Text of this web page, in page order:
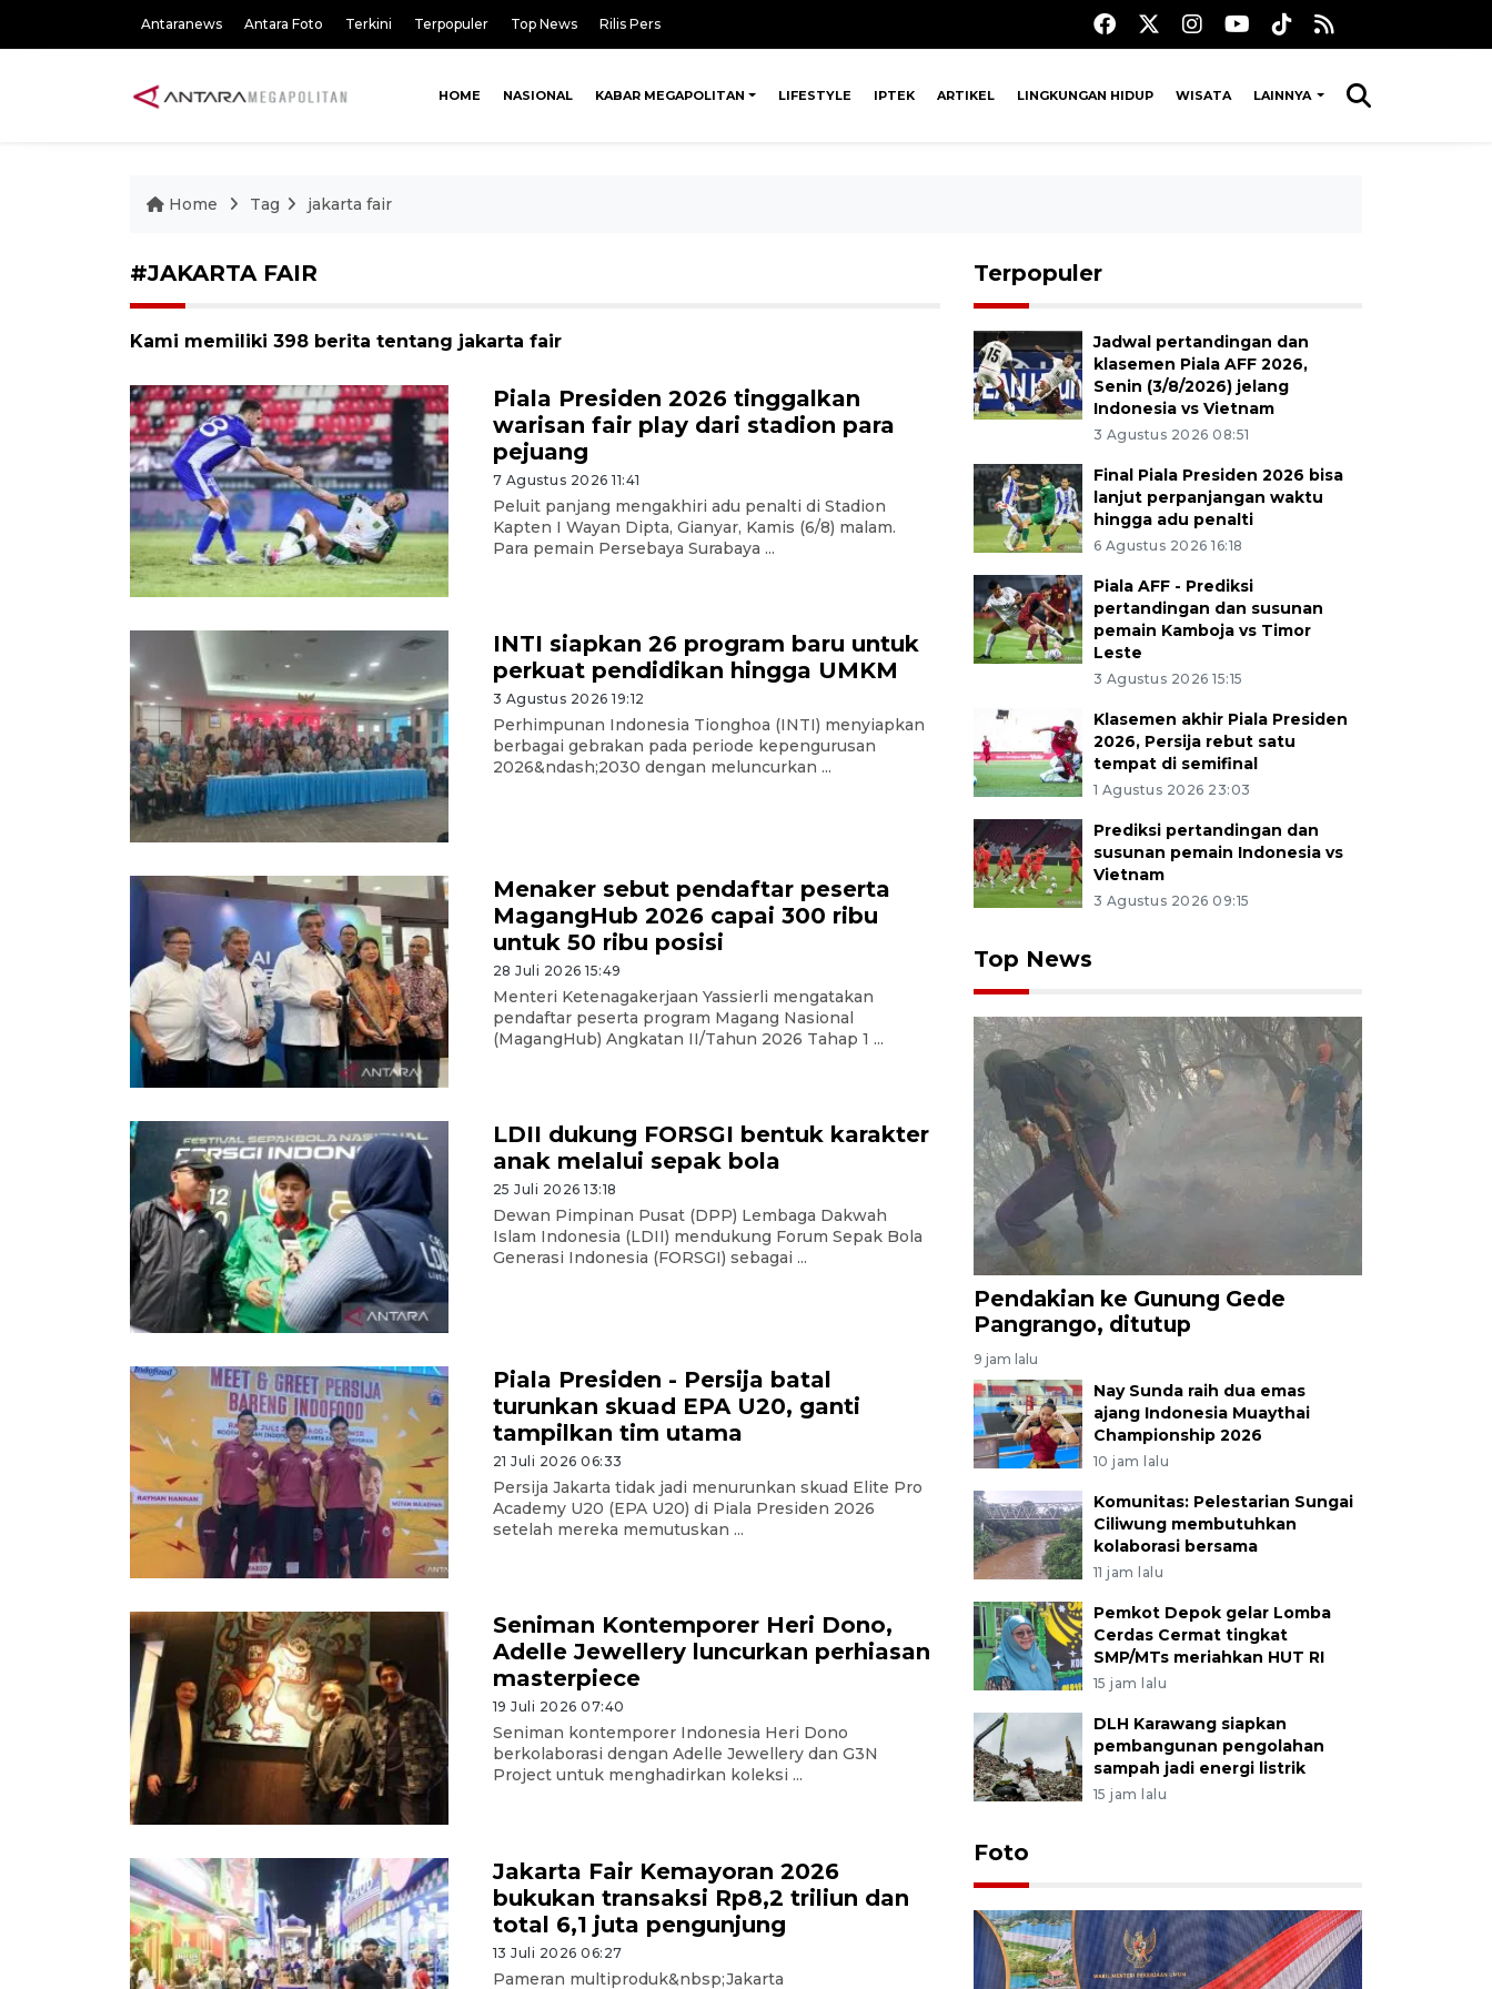
Antaranews Antara Foto Terkini Terpopuler Top News Rilis Pers
HOME NASIONAL KABAR MEGAPOLITAN LIFESTYLE IPTEK ARTIKEL LINGKUNGAN HIDUP WISATA LAINNYA
Home Tag jakarta fair
#JAKARTA FAIR
Kami memiliki 398 berita tentang jakarta fair
Piala Presiden 2026 tinggalkan
warisan fair play dari stadion para
pejuang
7 Agustus 2026 11:41
Peluit panjang mengakhiri adu penalti di Stadion
Kapten I Wayan Dipta, Gianyar, Kamis (6/8) malam.
Para pemain Persebaya Surabaya ...
INTI siapkan 26 program baru untuk
perkuat pendidikan hingga UMKM
3 Agustus 2026 19:12
Perhimpunan Indonesia Tionghoa (INTI) menyiapkan
berbagai gebrakan pada periode kepengurusan
2026&ndash;2030 dengan meluncurkan ...
Menaker sebut pendaftar peserta
MagangHub 2026 capai 300 ribu
untuk 50 ribu posisi
28 Juli 2026 15:49
Menteri Ketenagakerjaan Yassierli mengatakan
pendaftar peserta program Magang Nasional
(MagangHub) Angkatan II/Tahun 2026 Tahap 1 ...
LDII dukung FORSGI bentuk karakter
anak melalui sepak bola
25 Juli 2026 13:18
Dewan Pimpinan Pusat (DPP) Lembaga Dakwah
Islam Indonesia (LDII) mendukung Forum Sepak Bola
Generasi Indonesia (FORSGI) sebagai ...
Piala Presiden - Persija batal
turunkan skuad EPA U20, ganti
tampilkan tim utama
21 Juli 2026 06:33
Persija Jakarta tidak jadi menurunkan skuad Elite Pro
Academy U20 (EPA U20) di Piala Presiden 2026
setelah mereka memutuskan ...
Seniman Kontemporer Heri Dono,
Adelle Jewellery luncurkan perhiasan
masterpiece
19 Juli 2026 07:40
Seniman kontemporer Indonesia Heri Dono
berkolaborasi dengan Adelle Jewellery dan G3N
Project untuk menghadirkan koleksi ...
Jakarta Fair Kemayoran 2026
bukukan transaksi Rp8,2 triliun dan
total 6,1 juta pengunjung
13 Juli 2026 06:27
Pameran multiproduk&nbsp;Jakarta
Terpopuler
Jadwal pertandingan dan
klasemen Piala AFF 2026,
Senin (3/8/2026) jelang
Indonesia vs Vietnam
3 Agustus 2026 08:51
Final Piala Presiden 2026 bisa
lanjut perpanjangan waktu
hingga adu penalti
6 Agustus 2026 16:18
Piala AFF - Prediksi
pertandingan dan susunan
pemain Kamboja vs Timor
Leste
3 Agustus 2026 15:15
Klasemen akhir Piala Presiden
2026, Persija rebut satu
tempat di semifinal
1 Agustus 2026 23:03
Prediksi pertandingan dan
susunan pemain Indonesia vs
Vietnam
3 Agustus 2026 09:15
Top News
Pendakian ke Gunung Gede
Pangrango, ditutup
9 jam lalu
Nay Sunda raih dua emas
ajang Indonesia Muaythai
Championship 2026
10 jam lalu
Komunitas: Pelestarian Sungai
Ciliwung membutuhkan
kolaborasi bersama
11 jam lalu
Pemkot Depok gelar Lomba
Cerdas Cermat tingkat
SMP/MTs meriahkan HUT RI
15 jam lalu
DLH Karawang siapkan
pembangunan pengolahan
sampah jadi energi listrik
15 jam lalu
Foto